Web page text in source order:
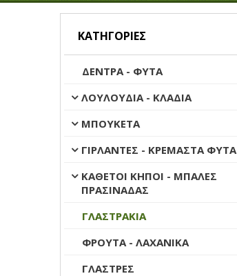
ΚΑΤΗΓΟΡΊΕΣ
ΔΕΝΤΡΑ - ΦΥΤΑ
ΛΟΥΛΟΥΔΙΑ - ΚΛΑΔΙΑ
ΜΠΟΥΚΕΤΑ
ΓΙΡΛΑΝΤΕΣ - ΚΡΕΜΑΣΤΑ ΦΥΤΑ
ΚΑΘΕΤΟΙ ΚΗΠΟΙ - ΜΠΑΛΕΣ
ΠΡΑΣΙΝΑΔΑΣ
ΓΛΑΣΤΡΑΚΙΑ
ΦΡΟΥΤΑ - ΛΑΧΑΝΙΚΑ
ΓΛΑΣΤΡΕΣ